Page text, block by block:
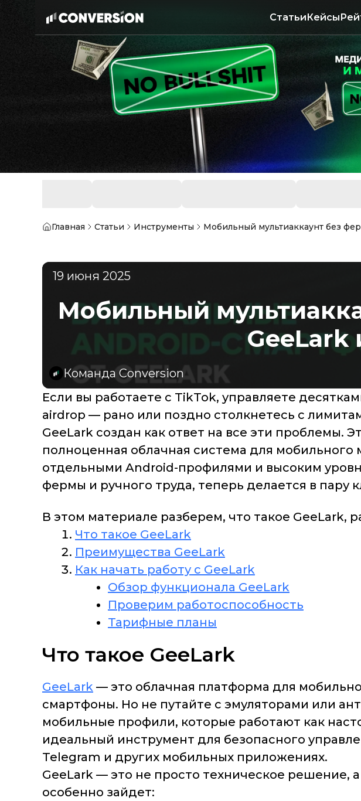
СтатьиКейсы
Главная Статьи Инструменты Мобильный мультиаккаунт без
19 июня 2025
Мобильный
GeeLark
Команда Conversion
Если вы работаете с TikTok, управляете
airdrop — рано или поздно столкнетесь с
GeeLark создан как ответ на все эти проблемы.
полноценная облачная система для
отдельными Android-профилями и высоким
фермы и ручного труда, теперь делается в пару
В этом материале разберем, что такое
Что такое GeeLark
Преимущества GeeLark
Как начать работу с GeeLark
Обзор функционала GeeLark
Проверим работоспособность
Тарифные планы
Что такое GeeLark
GeeLark — это облачная платформа для
смартфоны. Но не путайте с эмуляторами или
мобильные профили, которые работают как
идеальный инструмент для безопасного
Telegram и других мобильных приложениях.
GeeLark — это не просто техническое решение,
особенно зайдет: